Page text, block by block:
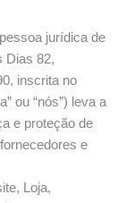
jurídica de
Dias 82,
inscrita no
ou “nós”) leva a
e proteção de
e
Loja,